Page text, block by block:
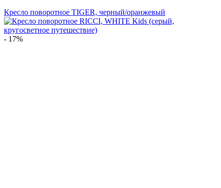
Кресло поворотное TIGER, черный/оранжевый
- 17%